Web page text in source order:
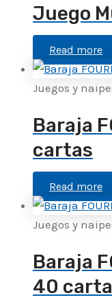
Juego
Read more
Juegos y
Baraja
cartas
Read more
Juegos y
Baraja
40